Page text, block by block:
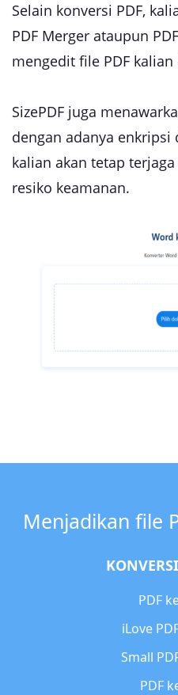
Selain konversi PDF,
PDF Merger ataupun
mengedit file PDF
SizePDF juga
dengan adanya enkripsi
kalian akan tetap
resiko keamanan.
Menjadikan file
PDF
iLove
Small
PDF